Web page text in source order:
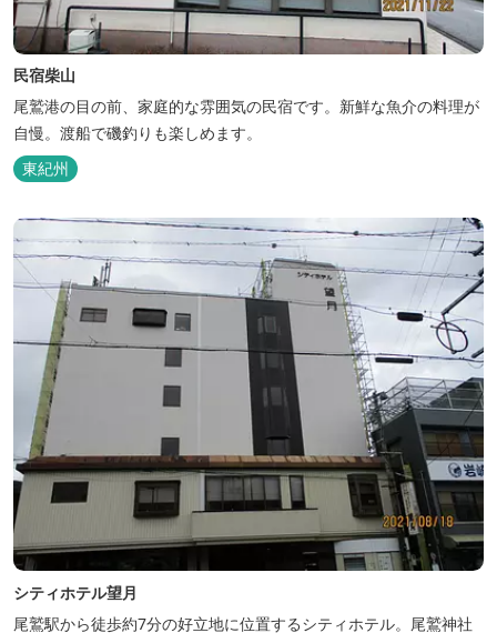
民宿柴山
尾鷲港の目の前、家庭的な雰囲気の民宿です。新鮮な魚介の料理が
自慢。渡船で磯釣りも楽しめます。
東紀州
シティホテル望月
尾鷲駅から徒歩約7分の好立地に位置するシティホテル。尾鷲神社